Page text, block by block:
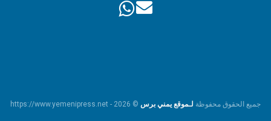
جميع الحقوق محفوظة لـموقع يمني برس © https://www.yemenipress.net - 2026